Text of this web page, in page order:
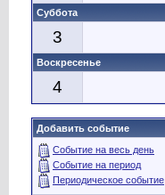
Суббота
3
Воскресенье
4
Добавить событие
Событие на весь день
Событие на период
Периодическое событие